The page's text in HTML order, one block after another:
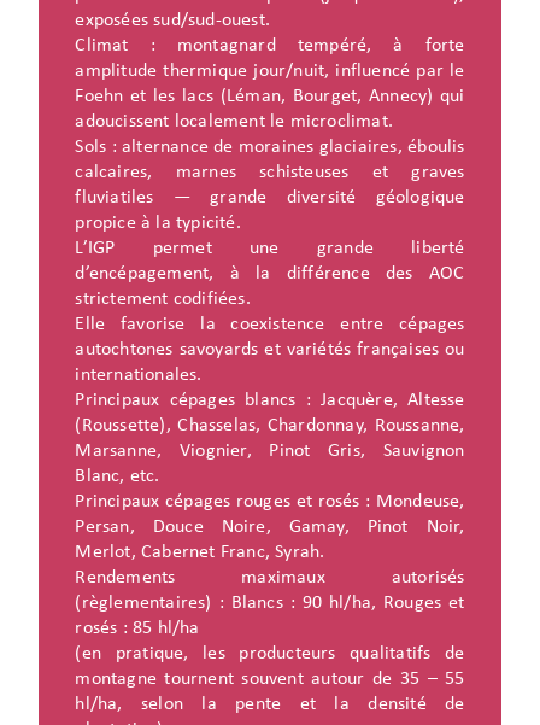
exposées sud/sud-ouest.
Climat : montagnard tempéré, à forte
amplitude thermique jour/nuit, influencé par le
Foehn et les lacs (Léman, Bourget, Annecy) qui
adoucissent localement le microclimat.
Sols : alternance de moraines glaciaires, éboulis
calcaires, marnes schisteuses et graves
fluviatiles — grande diversité géologique
propice à la typicité.
L’IGP permet une grande liberté
d’encépagement, à la différence des AOC
strictement codifiées.
Elle favorise la coexistence entre cépages
autochtones savoyards et variétés françaises ou
internationales.
Principaux cépages blancs : Jacquère, Altesse
(Roussette), Chasselas, Chardonnay, Roussanne,
Marsanne, Viognier, Pinot Gris, Sauvignon
Blanc, etc.
Principaux cépages rouges et rosés : Mondeuse,
Persan, Douce Noire, Gamay, Pinot Noir,
Merlot, Cabernet Franc, Syrah.
Rendements maximaux autorisés
(règlementaires) : Blancs : 90 hl/ha, Rouges et
rosés : 85 hl/ha
(en pratique, les producteurs qualitatifs de
montagne tournent souvent autour de 35 – 55
hl/ha, selon la pente et la densité de